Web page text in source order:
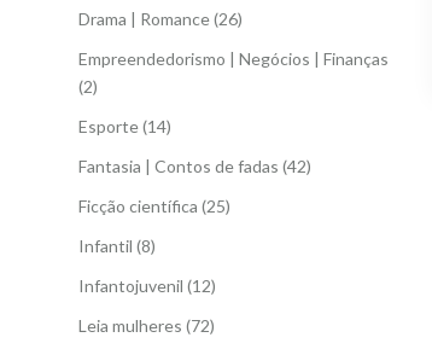
Drama | Romance(26)
Empreendedorismo | Negócios | Finanças
(2)
Esporte(14)
Fantasia | Contos de fadas (42)
Ficção científica (25)
Infantil (8)
Infantojuvenil (12)
Leia mulheres (72)